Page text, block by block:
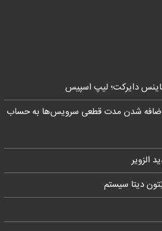
دایرکت؛ لیپ اسپیس
اضافه شدن مدت قطعی سرویس‌ها به حساب
دیتا سیستم